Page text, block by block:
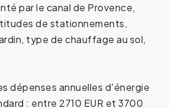
par le canal de Provence,
de stationnements,
type de chauffage au sol,
dépenses annuelles d'énergie
: entre 2710 EUR et 3700